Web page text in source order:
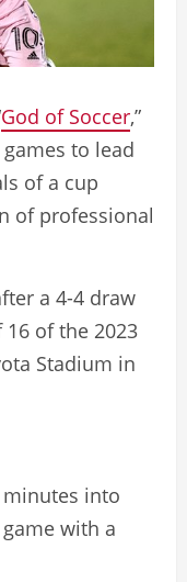
God of Soccer,”
to lead
of a cup
of professional
a 4-4 draw
of the 2023
Stadium in
into
with a